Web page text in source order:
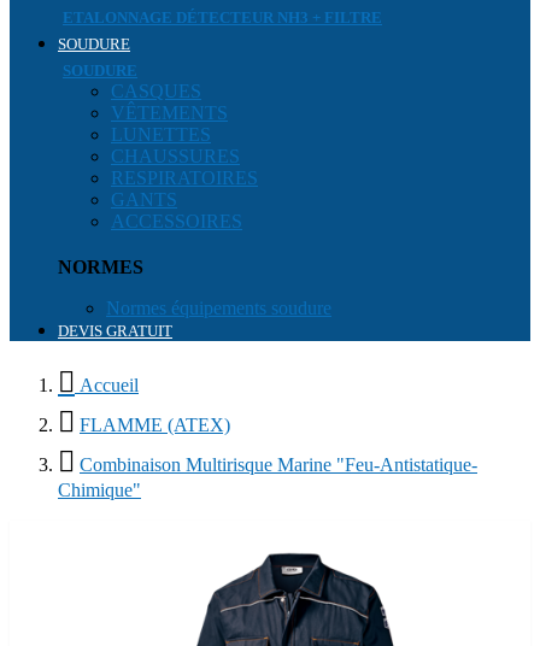
ETALONNAGE DÉTECTEUR NH3 + FILTRE
SOUDURE
SOUDURE
CASQUES
VÊTEMENTS
LUNETTES
CHAUSSURES
RESPIRATOIRES
GANTS
ACCESSOIRES
NORMES
Normes équipements soudure
DEVIS GRATUIT
 Accueil
 FLAMME (ATEX)
 Combinaison Multirisque Marine "Feu-Antistatique-
Chimique"